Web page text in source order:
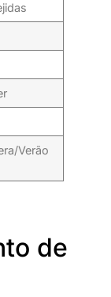
Verão
de